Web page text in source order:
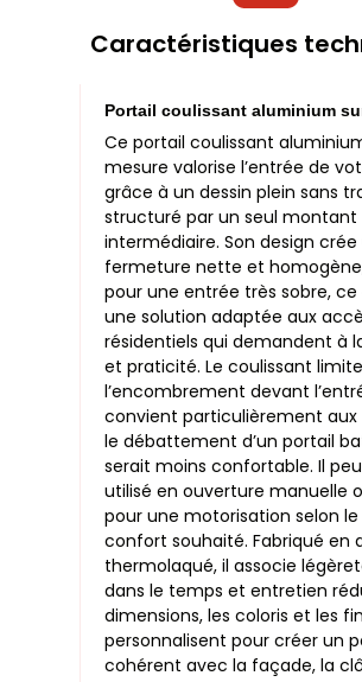
Caractéristiques
Portail coulissant aluminium
Ce portail coulissant
mesure valorise l’entrée de
grâce à un dessin plein sans
structuré par un seul montant
intermédiaire. Son design crée
fermeture nette et
pour une entrée très sobre,
une solution adaptée aux
résidentiels qui demandent à
et praticité. Le coulissant limite
l’encombrement devant
convient particulièrement aux
le débattement d’un portail
serait moins confortable. Il
utilisé en ouverture manuelle
pour une motorisation selon
confort souhaité. Fabriqué en
thermolaqué, il associe
dans le temps et entretien
dimensions, les coloris et les
personnalisent pour créer un
cohérent avec la façade, la